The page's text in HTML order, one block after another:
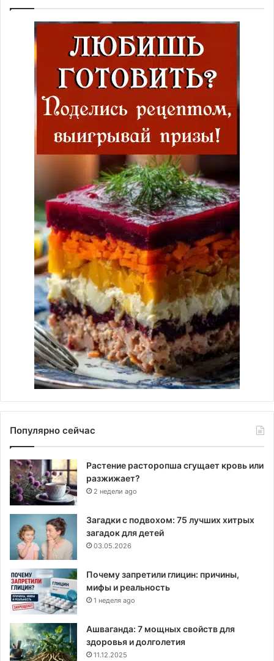
Популярно сейчас
Растение расторопша сгущает кровь или
разжижает?
2 недели ago
Загадки с подвохом: 75 лучших хитрых
загадок для детей
03.05.2026
Почему запретили глицин: причины,
мифы и реальность
1 неделя ago
Ашваганда: 7 мощных свойств для
здоровья и долголетия
11.12.2025